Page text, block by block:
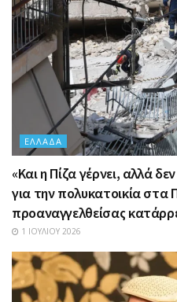
ΕΛΛΆΔΑ
«Και η Πίζα γέρνει, αλλά
για την πολυκατοικία στα
προαναγγελθείσας
1 ΙΟΥΛΊΟΥ 2026